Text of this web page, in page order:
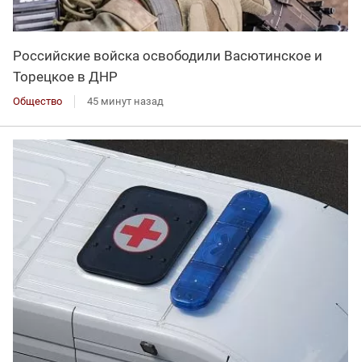
Российские войска освободили Васютинское и
Торецкое в ДНР
Общество 45 минут назад